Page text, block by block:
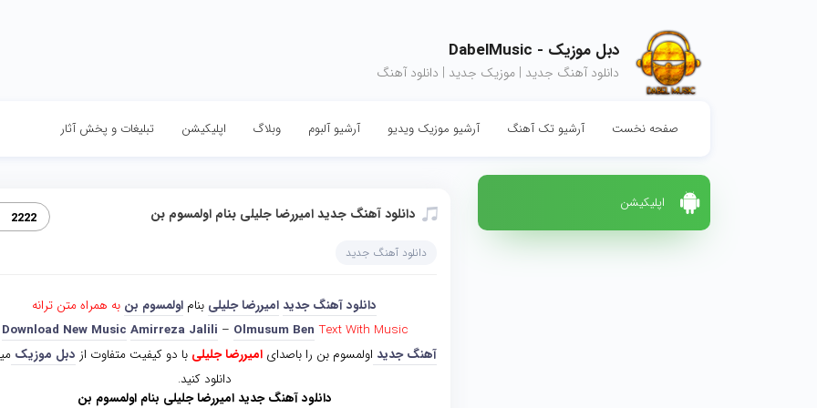
دبل موزیک - DabelMusic
دانلود آهنگ جدید | موزیک جدید | دانلود آهنگ
صفحه نخست آرشیو تک آهنگ آرشیو موزیک ویدیو آرشیو آلبوم وبلاگ اپلیکیشن تبلیغات و پخش آثار
اپلیکیشن
دانلود آهنگ جدید امیررضا جلیلی بنام اولمسوم بن 2222
دانلود آهنگ جدید
دانلود آهنگ جدید امیررضا جلیلی بنام اولمسوم بن به همراه متن ترانه
Download New Music Amirreza Jalili – Olmusum Ben Text With Music
آهنگ جدید اولمسوم بن را باصدایامیررضا جلیلی با دو کیفیت متفاوت از دبل موزیک
دانلود کنید.
دانلود آهنگ جدید امیررضا جلیلی بنام اولمسوم بن